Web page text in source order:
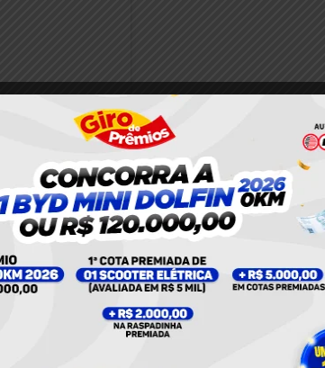
UM POST COMPARTILHADO POR PLANTÃO 24HORAS NEWS (@PLANTAO24HORASNEWS)